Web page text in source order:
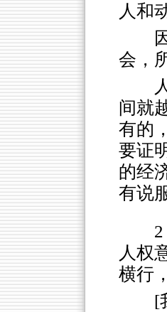
人和
会，
间就
有的
要证
的经
有说
人权
横行
[